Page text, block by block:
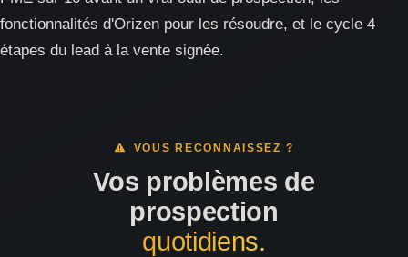
fonctionnalités d'Orizen pour les résoudre, et le cycle 4
étapes du lead à la vente signée.
VOUS RECONNAISSEZ ?
Vos problèmes de
prospection
quotidiens.